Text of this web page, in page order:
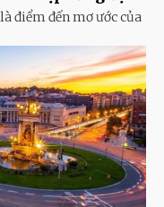
điểm đến mơ ước của